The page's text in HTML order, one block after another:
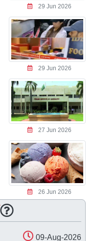
29 Jun 2026
29 Jun 2026
27 Jun 2026
26 Jun 2026
09-Aug-2026